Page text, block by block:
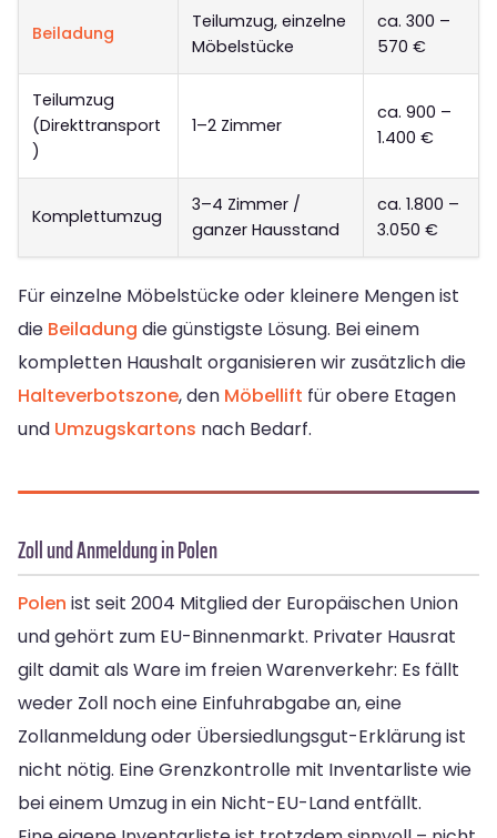
Beiladung
Teilumzug, einzelne
Möbelstücke
ca. 300 –
570 €
Teilumzug
(Direkttransport
)
1–2 Zimmer
ca. 900 –
1.400 €
Komplettumzug
3–4 Zimmer /
ganzer Hausstand
ca. 1.800 –
3.050 €
Für einzelne Möbelstücke oder kleinere Mengen ist
die Beiladung die günstigste Lösung. Bei einem
kompletten Haushalt organisieren wir zusätzlich die
Halteverbotszone, den Möbellift für obere Etagen
und Umzugskartons nach Bedarf.
Zoll und Anmeldung in Polen
Polen ist seit 2004 Mitglied der Europäischen Union
und gehört zum EU-Binnenmarkt. Privater Hausrat
gilt damit als Ware im freien Warenverkehr: Es fällt
weder Zoll noch eine Einfuhrabgabe an, eine
Zollanmeldung oder Übersiedlungsgut-Erklärung ist
nicht nötig. Eine Grenzkontrolle mit Inventarliste wie
bei einem Umzug in ein Nicht-EU-Land entfällt.